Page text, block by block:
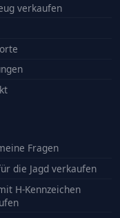
verkaufen
Fragen
die Jagd verkaufen
H-Kennzeichen